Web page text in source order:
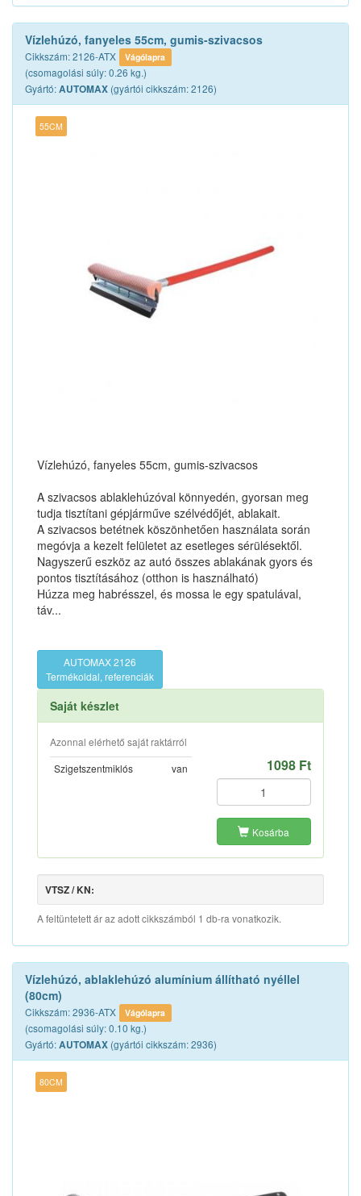
Vízlehúzó, fanyeles 55cm, gumis-szivacsos
Cikkszám: 2126-ATX Vágólapra
(csomagolási súly: 0.26 kg.)
Gyártó:AUTOMAX (gyártói cikkszám: 2126)
55CM
Vízlehúzó, fanyeles 55cm, gumis-szivacsos
A szivacsos ablaklehúzóval könnyedén, gyorsan meg
tudja tisztítani gépjárműve szélvédőjét, ablakait.
A szivacsos betétnek köszönhetően használata során
megóvja a kezelt felületet az esetleges sérülésektől.
Nagyszerű eszköz az autó összes ablakának gyors és
pontos tisztításához (otthon is használható)
Húzza meg habrésszel, és mossa le egy spatulával,
táv...
AUTOMAX 2126
Termékoldal, referenciák
Saját készlet
Azonnal elérhető saját raktárról
Szigetszentmiklós
van 1098 Ft
Kosárba
VTSZ / KN:
A feltüntetett ár az adott cikkszámból 1 db-ra vonatkozik.
Vízlehúzó, ablaklehúzó alumínium állítható nyéllel
(80cm)
Cikkszám: 2936-ATX Vágólapra
(csomagolási súly: 0.10 kg.)
Gyártó:AUTOMAX (gyártói cikkszám: 2936)
80CM